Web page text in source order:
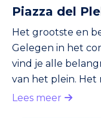
Piazza del
Het grootste en
Gelegen in het
vind je alle
van het plein. Het
gebouw aan het
Lees meer